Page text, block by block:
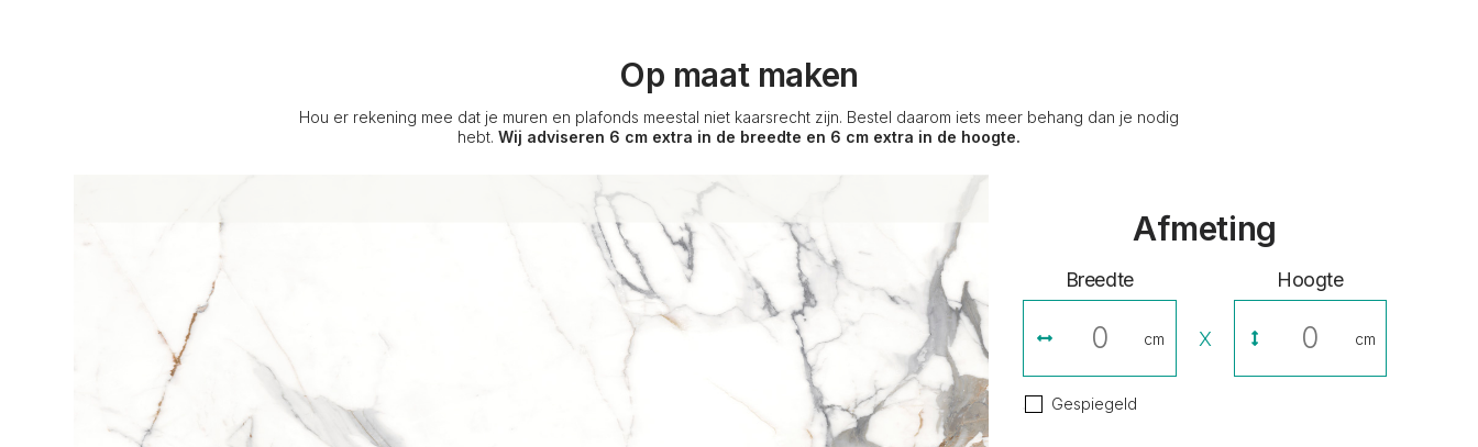
Op maat maken
Hou er rekening mee dat je muren en plafonds meestal niet kaarsrecht zijn. Bestel daarom iets meer behang dan je nodig
hebt. Wij adviseren 6 cm extra in de breedte en 6 cm extra in de hoogte.
Afmeting
Breedte
cm X
Hoogte
cm
Gespiegeld